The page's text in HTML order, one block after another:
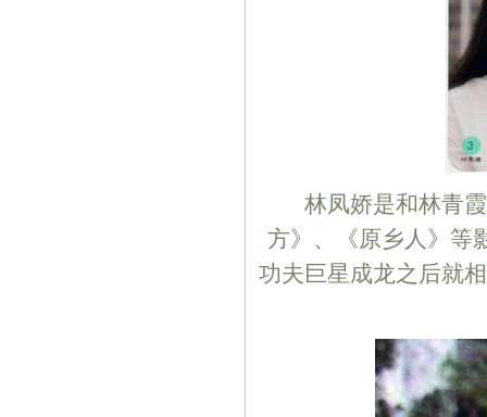
林凤娇是和林青霞
方》、《原乡人》等
功夫巨星成龙之后就